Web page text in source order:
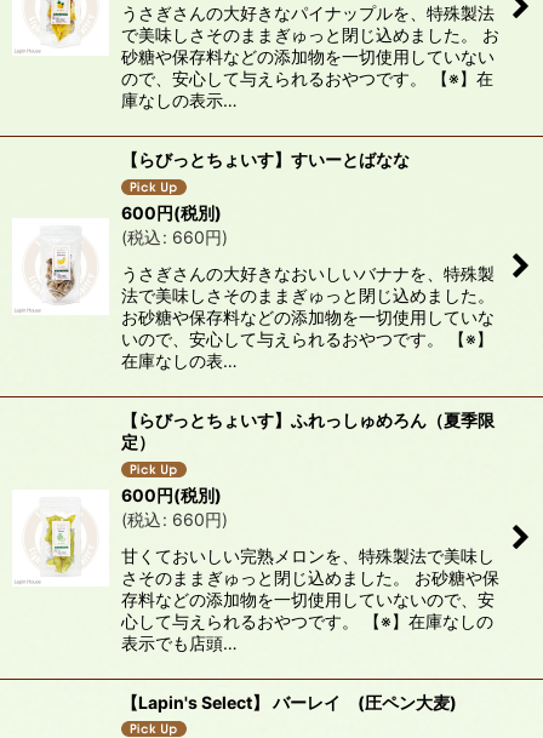
うさぎさんの大好きなパイナップルを、特殊製法
で美味しさそのままぎゅっと閉じ込めました。 お
砂糖や保存料などの添加物を一切使用していない
ので、安心して与えられるおやつです。 【※】在
庫なしの表示…
【らびっとちょいす】すいーとばなな
600円(税別)
(税込: 660円)
うさぎさんの大好きなおいしいバナナを、特殊製
法で美味しさそのままぎゅっと閉じ込めました。
お砂糖や保存料などの添加物を一切使用していな
いので、安心して与えられるおやつです。 【※】
在庫なしの表…
【らびっとちょいす】ふれっしゅめろん（夏季限
定）
600円(税別)
(税込: 660円)
甘くておいしい完熟メロンを、特殊製法で美味し
さそのままぎゅっと閉じ込めました。 お砂糖や保
存料などの添加物を一切使用していないので、安
心して与えられるおやつです。 【※】在庫なしの
表示でも店頭…
【Lapin's Select】 バーレイ (圧ペン大麦)